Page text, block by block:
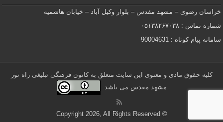
خراسان رضوی – مشهد مقدس – بلوار وکیل آباد – خیابان هاشمیه
شماره تماس : ۰۵۱۳۸۲۶۷۰۳۸
سامانه پیام کوتاه : 90004631
کلیه حقوق مادی و معنوی این سایت متعلق به کانون فرهنگی تبلیغی راه نور
مشهد مقدس می باشد.
© Copyright 2026, All Rights Reserved